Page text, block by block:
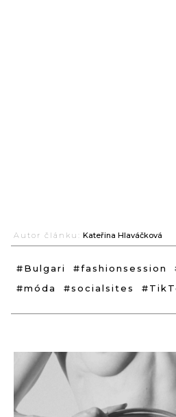
Autor článku: Kateřina Hlaváčková
#Bulgari #fashionsession
#móda
#socialsites